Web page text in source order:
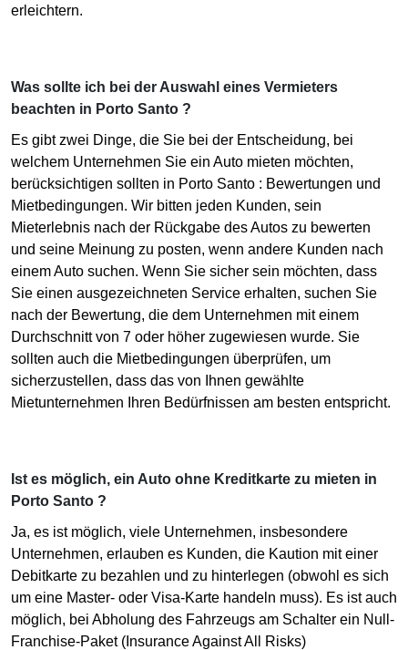
erleichtern.
Was sollte ich bei der Auswahl eines Vermieters
beachten in Porto Santo ?
Es gibt zwei Dinge, die Sie bei der Entscheidung, bei
welchem Unternehmen Sie ein Auto mieten möchten,
berücksichtigen sollten in Porto Santo : Bewertungen und
Mietbedingungen. Wir bitten jeden Kunden, sein
Mieterlebnis nach der Rückgabe des Autos zu bewerten
und seine Meinung zu posten, wenn andere Kunden nach
einem Auto suchen. Wenn Sie sicher sein möchten, dass
Sie einen ausgezeichneten Service erhalten, suchen Sie
nach der Bewertung, die dem Unternehmen mit einem
Durchschnitt von 7 oder höher zugewiesen wurde. Sie
sollten auch die Mietbedingungen überprüfen, um
sicherzustellen, dass das von Ihnen gewählte
Mietunternehmen Ihren Bedürfnissen am besten entspricht.
Ist es möglich, ein Auto ohne Kreditkarte zu mieten in
Porto Santo ?
Ja, es ist möglich, viele Unternehmen, insbesondere
Unternehmen, erlauben es Kunden, die Kaution mit einer
Debitkarte zu bezahlen und zu hinterlegen (obwohl es sich
um eine Master- oder Visa-Karte handeln muss). Es ist auch
möglich, bei Abholung des Fahrzeugs am Schalter ein Null-
Franchise-Paket (Insurance Against All Risks)